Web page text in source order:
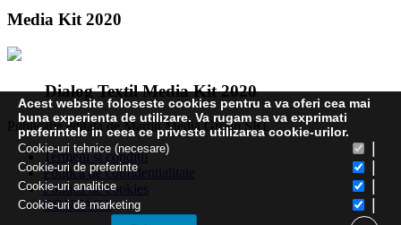
Media Kit 2020
Dialog Textil Media Kit 2020
Publicatie editata de Martin Media Group SRL
Termeni și condiții
Politica de confidentialitate
Politica de cookies
CONTACT
Acest website foloseste cookies pentru a va oferi cea mai
buna experienta de utilizare. Va rugam sa va exprimati
preferintele in ceea ce priveste utilizarea cookie-urilor.
Cookie-uri tehnice (necesare)
Cookie-uri de preferinte
Cookie-uri analitice
Cookie-uri de marketing